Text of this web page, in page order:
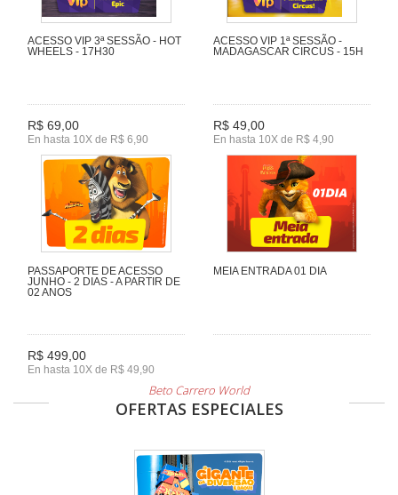
ACESSO VIP 3ª SESSÃO - HOT
WHEELS - 17H30
R$ 69,00
En hasta 10X de R$ 6,90
ACESSO VIP 1ª SESSÃO -
MADAGASCAR CIRCUS - 15H
R$ 49,00
En hasta 10X de R$ 4,90
PASSAPORTE DE ACESSO
JUNHO - 2 DIAS - A PARTIR DE
02 ANOS
R$ 499,00
En hasta 10X de R$ 49,90
MEIA ENTRADA 01 DIA
Beto Carrero World
OFERTAS ESPECIALES